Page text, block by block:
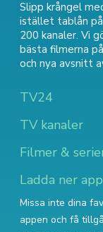
Slipp krångel
istället tablån
200 kanaler. Vi
bästa filmerna
och nya avsnitt
TV24
TV kanaler
Filmer &
Ladda ner
Missa inte dina
appen och få